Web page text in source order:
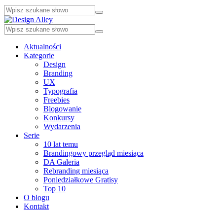
Aktualności
Kategorie
Design
Branding
UX
Typografia
Freebies
Blogowanie
Konkursy
Wydarzenia
Serie
10 lat temu
Brandingowy przegląd miesiąca
DA Galeria
Rebranding miesiąca
Poniedziałkowe Gratisy
Top 10
O blogu
Kontakt